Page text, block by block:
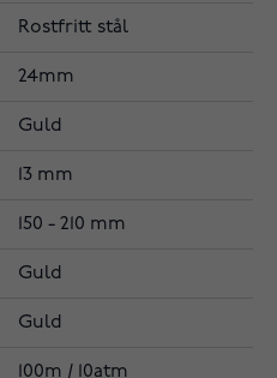
Rostfritt stål
24mm
Guld
13 mm
150 - 210 mm
Guld
Guld
100m / 10atm